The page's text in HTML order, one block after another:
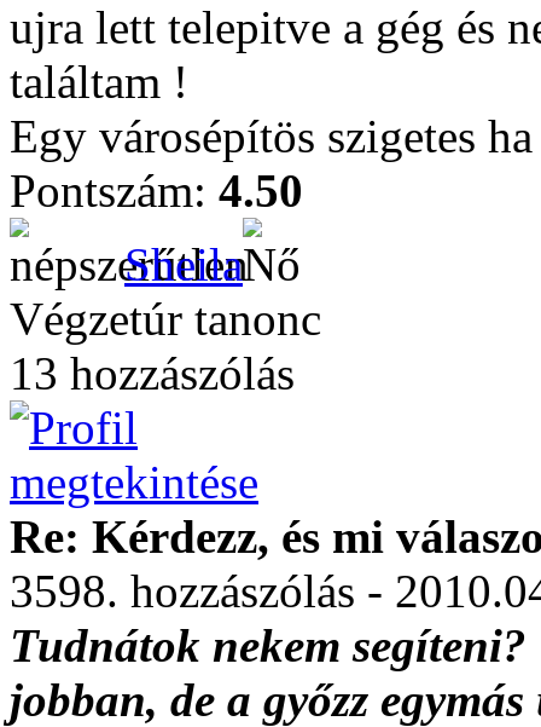
ujra lett telepitve a gég és
találtam !
Egy városépítös szigetes
Pontszám: 4.50
Sheila
Végzetúr tanonc
13 hozzászólás
Re: Kérdezz, és mi
3598. hozzászólás -
Tudnátok nekem
jobban, de a győzz